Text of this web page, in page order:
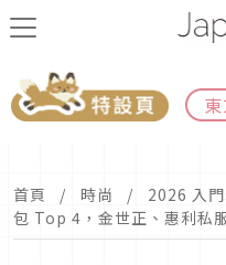
首頁 時尚
2026 入
包 Top 4，金世正、惠利私